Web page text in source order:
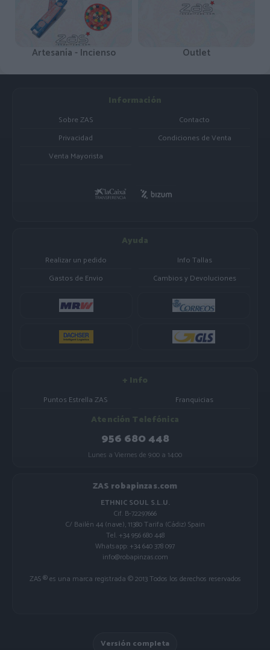
Artesanía - Incienso Outlet
Información
Sobre ZAS
Contacto
Privacidad
Condiciones de Venta
Venta Mayorista
Ayuda
Realizar un pedido
Info Tallas
Gastos de Envio
Cambios y Devoluciones
+ Info
Puntos Estrella ZAS Franquicias
Atención Telefónica
956 680 448
Lunes a Viernes de 9:00 a 14:00
ZAS robapinzas.com
ETHNIC SOUL S.L.U.
Cif. B-72297666
C/ Bailén 44 (nave), 11380 Tarifa (Cádiz) Spain
Tel. +34 956 680 448
Whatsapp: +34 640 378 097
info@robapinzas.com
ZAS ® es una marca registrada © 2013 Todos los derechos reservados
Versión completa